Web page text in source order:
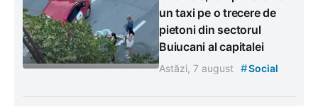
un taxi pe o trecere de
pietoni din sectorul
Buiucani al capitalei
Astăzi, 7 august #Social